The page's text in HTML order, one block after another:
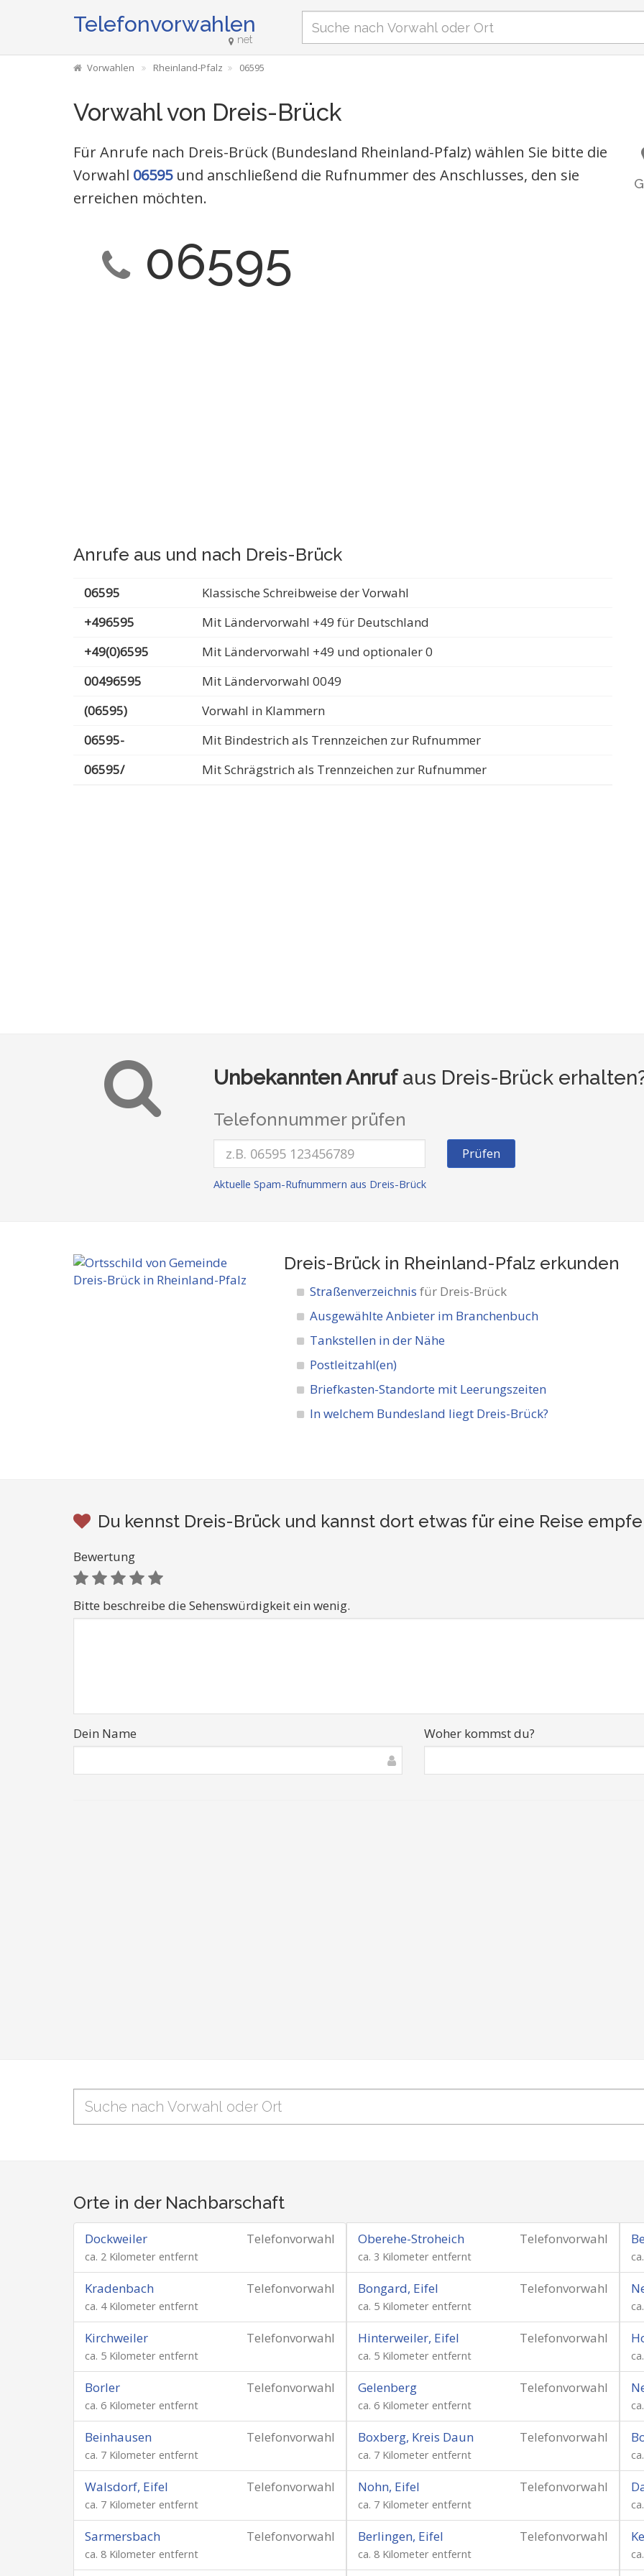
Telefonvorwahlen
net
Vorwahlen Rheinland-Pfalz 06595
Vorwahl von Dreis-Brück
Für Anrufe nach Dreis-Brück (Bundesland Rheinland-Pfalz) wählen Sie bitte die
Vorwahl 06595und anschließend die Rufnummer des Anschlusses, den sie
erreichen möchten.
06595
Anrufe aus und nach Dreis-Brück
06595
Klassische Schreibweise der Vorwahl
+496595
Mit Ländervorwahl +49 für Deutschland
+49(0)6595
Mit Ländervorwahl +49 und optionaler 0
00496595
Mit Ländervorwahl 0049
(06595)
Vorwahl in Klammern
06595-
Mit Bindestrich als Trennzeichen zur Rufnummer
06595/
Mit Schrägstrich als Trennzeichen zur Rufnummer
Unbekannten Anrufaus Dreis-Brück
Telefonnummer prüfen
Prüfen
Aktuelle Spam-Rufnummern aus Dreis-Brück
Dreis-Brück in Rheinland-Pfalz erkunden
Straßenverzeichnis für Dreis-Brück
Ausgewählte Anbieter im Branchenbuch
Tankstellen in der Nähe
Postleitzahl(en)
Briefkasten-Standorte mit Leerungszeiten
In welchem Bundesland liegt Dreis-Brück?
Du kennst Dreis-Brück und kannst dort etwas für eine Reise
Bewertung
Bitte beschreibe die Sehenswürdigkeit ein wenig.
Dein Name Woher kommst du?
Orte in der Nachbarschaft
Telefonvorwahl
Dockweiler
ca. 2 Kilometer entfernt
Telefonvorwahl
Oberehe-Stroheich
ca. 3 Kilometer entfernt
Telefonvorwahl
Kradenbach
ca. 4 Kilometer entfernt
Telefonvorwahl
Bongard, Eifel
ca. 5 Kilometer entfernt
Telefonvorwahl
Kirchweiler
ca. 5 Kilometer entfernt
Telefonvorwahl
Hinterweiler, Eifel
ca. 5 Kilometer entfernt
Telefonvorwahl
Borler
ca. 6 Kilometer entfernt
Telefonvorwahl
Gelenberg
ca. 6 Kilometer entfernt
Telefonvorwahl
Beinhausen
ca. 7 Kilometer entfernt
Telefonvorwahl
Boxberg, Kreis Daun
ca. 7 Kilometer entfernt
Telefonvorwahl
Walsdorf, Eifel
ca. 7 Kilometer entfernt
Telefonvorwahl
Nohn, Eifel
ca. 7 Kilometer entfernt
Telefonvorwahl
Sarmersbach
ca. 8 Kilometer entfernt
Telefonvorwahl
Berlingen, Eifel
ca. 8 Kilometer entfernt